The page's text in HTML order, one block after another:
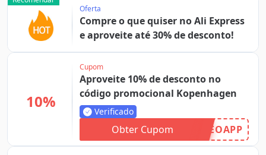
Oferta
Compre o que quiser no Ali Express
e aproveite até 30% de desconto!
10%
Cupom
Aproveite 10% de desconto no
código promocional Kopenhagen
Verificado
Obter Cupom EOAPP